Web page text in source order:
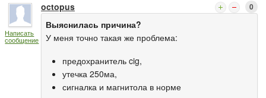
Написать
сообщение
octopus 0
Выяснилась причина?
У меня точно такая же проблема:
предохранитель cig,
утечка 250ма,
сигналка и магнитола в норме